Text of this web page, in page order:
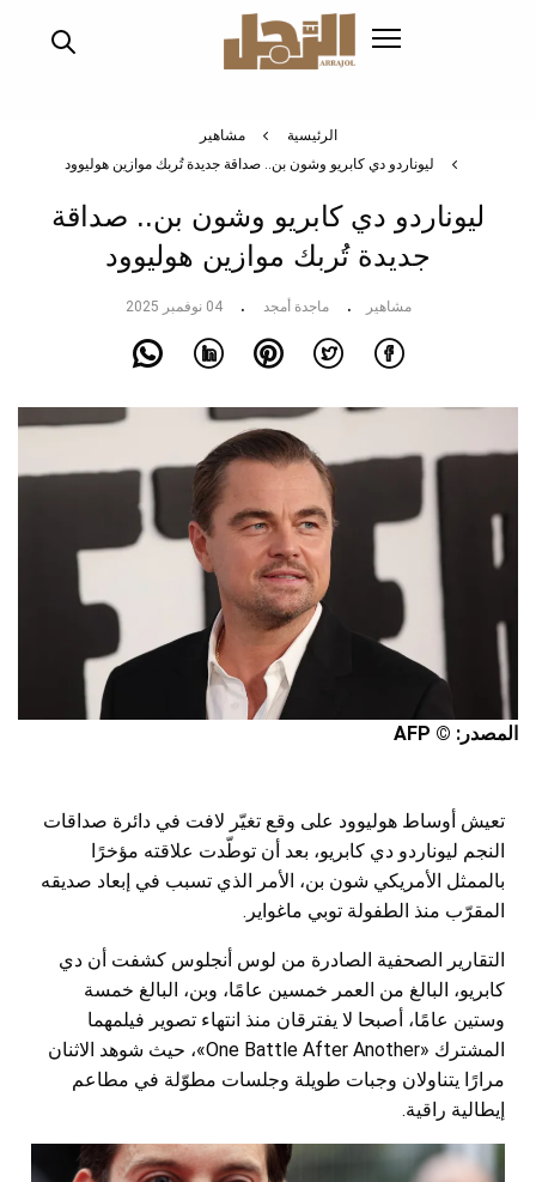
الرئيسية
مشاهير
ليوناردو دي كابريو وشون بن.. صداقة جديدة تُربك موازين هوليوود
ليوناردو دي كابريو وشون بن.. صداقة
جديدة تُربك موازين هوليوود
مشاهير ماجدة أمجد 04 نوفمبر 2025
المصدر: © AFP
تعيش أوساط هوليوود على وقع تغيّر لافت في دائرة صداقات
النجم ليوناردو دي كابريو، بعد أن توطّدت علاقته مؤخرًا
بالممثل الأمريكي شون بن، الأمر الذي تسبب في إبعاد صديقه
المقرّب منذ الطفولة توبي ماغواير.
التقارير الصحفية الصادرة من لوس أنجلوس كشفت أن دي
كابريو، البالغ من العمر خمسين عامًا، وبن، البالغ خمسة
وستين عامًا، أصبحا لا يفترقان منذ انتهاء تصوير فيلمهما
المشترك «One Battle After Another»، حيث شوهد الاثنان
مرارًا يتناولان وجبات طويلة وجلسات مطوّلة في مطاعم
إيطالية راقية.